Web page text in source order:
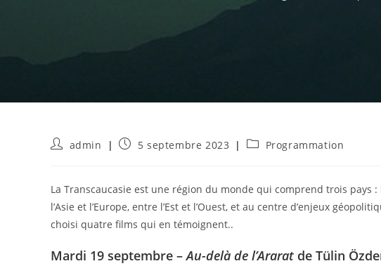
Auteur/autrice
publication :
admin
Publication
5 septembre 2023
PostProgrammation
La Transcaucasie est une région du monde qui comprend trois pays :
l’Asie et l’Europe, entre l’Est et l’Ouest, et au centre d’enjeux
choisi quatre films qui en témoignent..
Mardi 19 septembre –Au-delà de l’Ararat de Tülin